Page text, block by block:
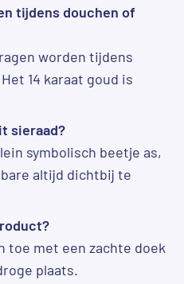
tijdens douchen of
worden tijdens
14 karaat goud is
sieraad?
symbolisch beetje as,
altijd dichtbij te
toe met een zachte doek
plaats.